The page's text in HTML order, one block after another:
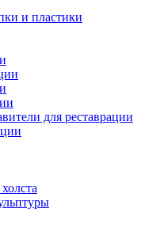
и пластики
для реставрации